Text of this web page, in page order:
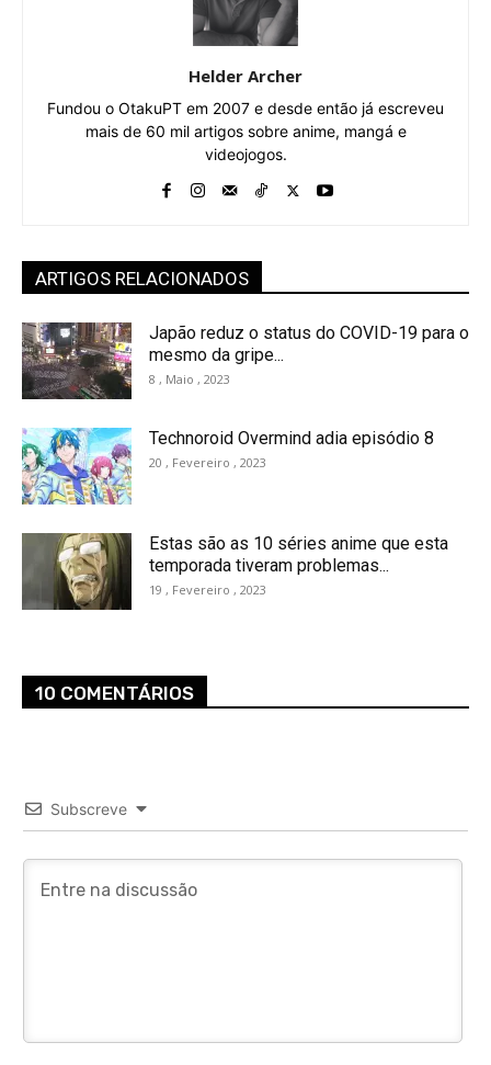
Helder Archer
Fundou o OtakuPT em 2007 e desde então já escreveu
mais de 60 mil artigos sobre anime, mangá e
videojogos.
ARTIGOS RELACIONADOS
Japão reduz o status do COVID-19 para o
mesmo da gripe...
8 , Maio , 2023
Technoroid Overmind adia episódio 8
20 , Fevereiro , 2023
Estas são as 10 séries anime que esta
temporada tiveram problemas...
19 , Fevereiro , 2023
10 COMENTÁRIOS
Subscreve